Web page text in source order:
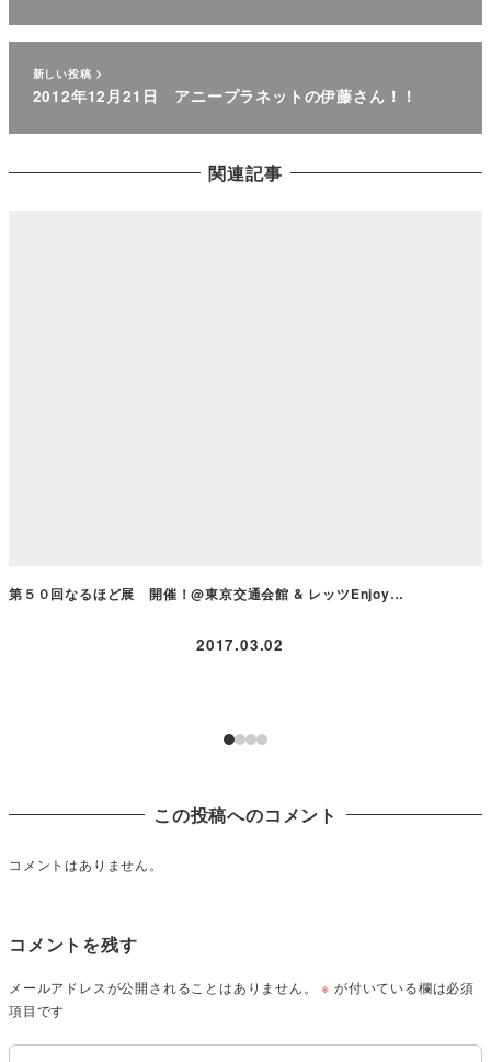
新しい投稿
2012年12月21日 アニープラネットの伊藤さん！！
関連記事
第５０回なるほど展 開催！@東京交通会館 & レッツEnjoy…
2017.03.02
この投稿へのコメント
コメントはありません。
コメントを残す
メールアドレスが公開されることはありません。 ※ が付いている欄は必須
項目です